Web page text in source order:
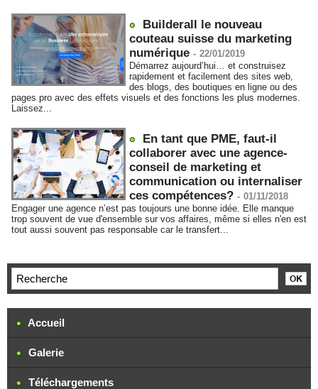
Builderall le nouveau
couteau suisse du marketing
numérique - 22/01/2019
Démarrez aujourd’hui… et construisez
rapidement et facilement des sites web,
des blogs, des boutiques en ligne ou des
pages pro avec des effets visuels et des fonctions les plus modernes.
Laissez...
En tant que PME, faut-il
collaborer avec une agence-
conseil de marketing et
communication ou internaliser
ces compétences? - 01/11/2018
Engager une agence n’est pas toujours une bonne idée. Elle manque
trop souvent de vue d'ensemble sur vos affaires, même si elles n'en est
tout aussi souvent pas responsable car le transfert...
Accueil
Galerie
Téléchargements